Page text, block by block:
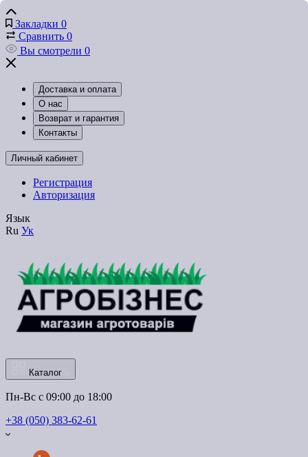
Закладки 0
Сравнить 0
Вы смотрели 0
Доставка и оплата
О нас
Возврат и гарантия
Контакты
Личный кабинет
Регистрация
Авторизация
Язык
Ru Ук
Каталог
Пн-Вс с 09:00 до 18:00
+38 (050) 383-62-61